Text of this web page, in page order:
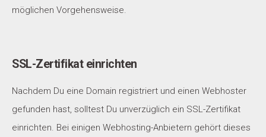
möglichen Vorgehensweise.
SSL-Zertifikat einrichten
Nachdem Du eine Domain registriert und einen Webhoster
gefunden hast, solltest Du unverzüglich ein SSL-Zertifikat
einrichten. Bei einigen Webhosting-Anbietern gehört dieses